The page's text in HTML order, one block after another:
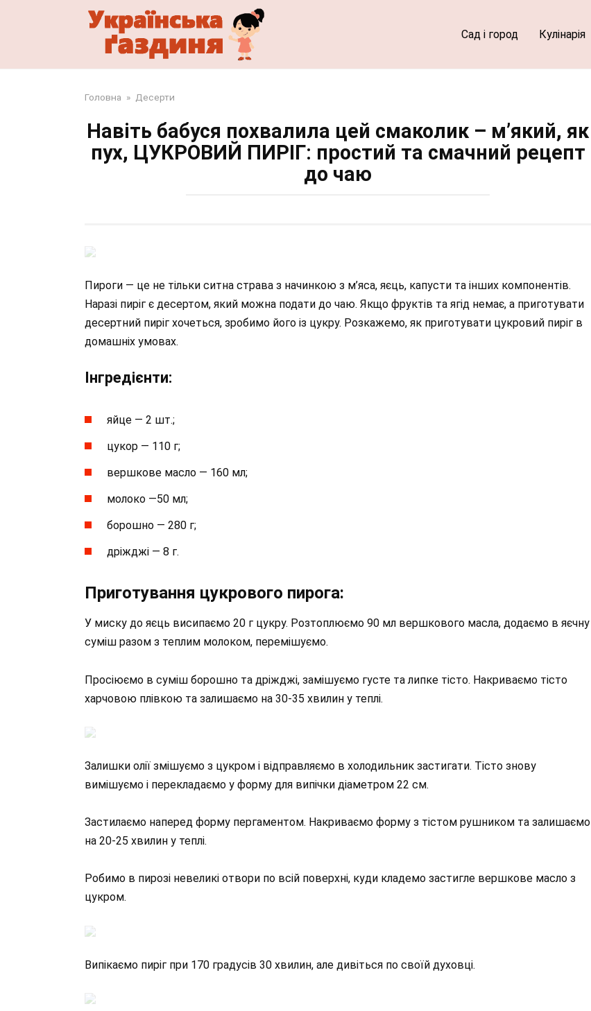
Сад і город Кулінарія
Головна » Десерти
Навіть бабуся похвалила цей смаколик – м’який, як
пух, ЦУКРОВИЙ ПИРІГ: простий та смачний рецепт
до чаю
Пироги — це не тільки ситна страва з начинкою з м’яса, яєць, капусти та інших компонентів.
Наразі пиріг є десертом, який можна подати до чаю. Якщо фруктів та ягід немає, а приготувати
десертний пиріг хочеться, зробимо його із цукру. Розкажемо, як приготувати цукровий пиріг в
домашніх умовах.
Інгредієнти:
яйце — 2 шт.;
цукор — 110 г;
вершкове масло — 160 мл;
молоко —50 мл;
борошно — 280 г;
дріжджі — 8 г.
Приготування цукрового пирога:
У миску до яєць висипаємо 20 г цукру. Розтоплюємо 90 мл вершкового масла, додаємо в яєчну
суміш разом з теплим молоком, перемішуємо.
Просіюємо в суміш борошно та дріжджі, замішуємо густе та липке тісто. Накриваємо тісто
харчовою плівкою та залишаємо на 30-35 хвилин у теплі.
Залишки олії змішуємо з цукром і відправляємо в холодильник застигати. Тісто знову
вимішуємо і перекладаємо у форму для випічки діаметром 22 см.
Застилаємо наперед форму пергаментом. Накриваємо форму з тістом рушником та залишаємо
на 20-25 хвилин у теплі.
Робимо в пирозі невеликі отвори по всій поверхні, куди кладемо застигле вершкове масло з
цукром.
Випікаємо пиріг при 170 градусів 30 хвилин, але дивіться по своїй духовці.